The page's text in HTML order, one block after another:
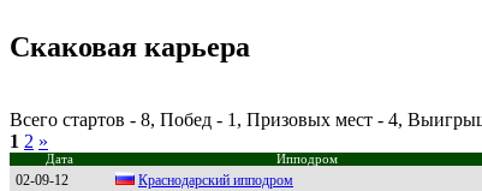
Скаковая карьера
Всего стартов - 8, Побед - 1, Призовых мест - 4,
1 2 »
Дата Ипподром
02-09-12 Крaснoдaрский иппoдрoм